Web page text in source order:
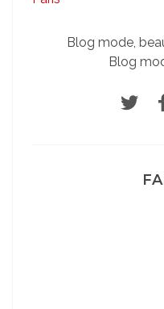
Blog mode,
Blog